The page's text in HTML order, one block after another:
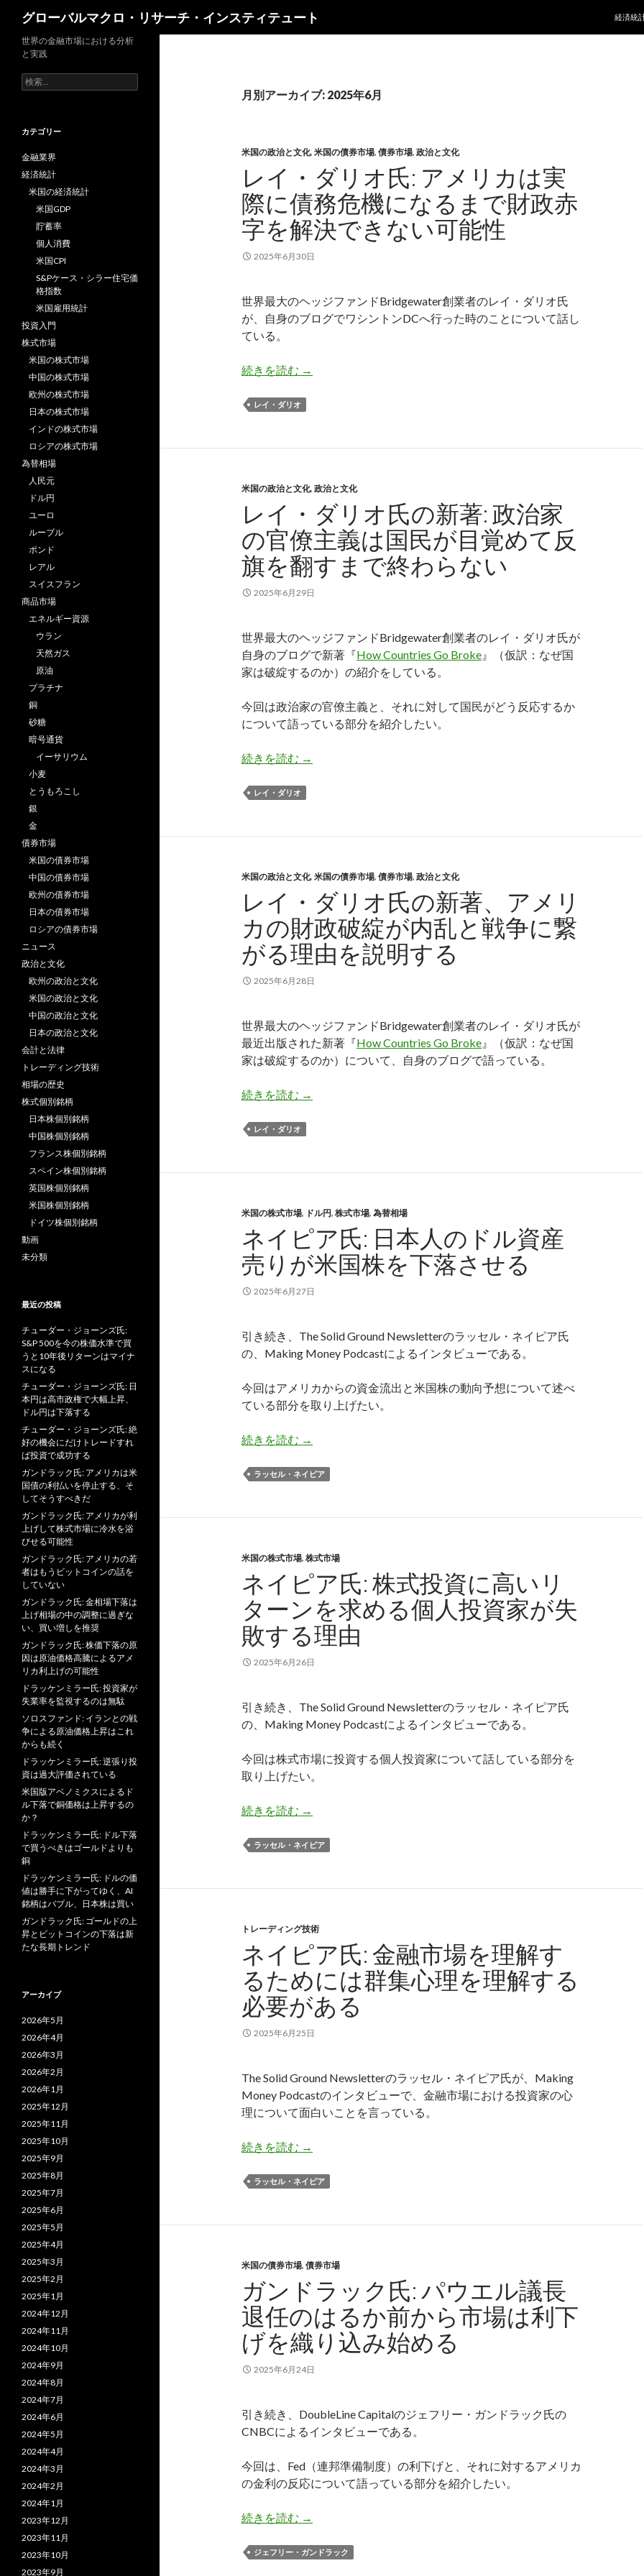
グローバルマクロ・リサーチ・インスティテュート
経済統
月別アーカイブ: 2025年6月
米国の政治と文化, 米国の債券市場, 債券市場, 政治と文化
レイ・ダリオ氏: アメリカは実
際に債務危機になるまで財政赤
字を解決できない可能性
2025年6月30日
世界最大のヘッジファンドBridgewater創業者のレイ・ダリオ氏
が、自身のブログでワシントンDCへ行った時のことについて話し
ている。
続きを読む レイ・ダリオ氏: アメリカは実際に債務危機になるまで財政赤字
→
レイ・ダリオ
米国の政治と文化, 政治と文化
レイ・ダリオ氏の新著: 政治家
の官僚主義は国民が目覚めて反
旗を翻すまで終わらない
2025年6月29日
世界最大のヘッジファンドBridgewater創業者のレイ・ダリオ氏が
自身のブログで新著『How Countries Go Broke 』（仮訳：なぜ国
家は破綻するのか）の紹介をしている。
今回は政治家の官僚主義と、それに対して国民がどう反応するか
について語っている部分を紹介したい。
続きを読む レイ・ダリオ氏の新著: 政治家の官僚主義は国民が目覚めて反旗
→
レイ・ダリオ
米国の政治と文化, 米国の債券市場, 債券市場, 政治と文化
レイ・ダリオ氏の新著、アメリ
カの財政破綻が内乱と戦争に繋
がる理由を説明する
2025年6月28日
世界最大のヘッジファンドBridgewater創業者のレイ・ダリオ氏が
最近出版された新著『How Countries Go Broke 』（仮訳：なぜ国
家は破綻するのか）について、自身のブログで語っている。
続きを読む レイ・ダリオ氏の新著、アメリカの財政破綻が内乱と戦争に繋が
→
レイ・ダリオ
米国の株式市場, ドル円, 株式市場, 為替相場
ネイピア氏: 日本人のドル資産
売りが米国株を下落させる
2025年6月27日
引き続き、The Solid Ground Newsletterのラッセル・ネイピア氏
の、Making Money Podcastによるインタビューである。
今回はアメリカからの資金流出と米国株の動向予想について述べ
ている部分を取り上げたい。
続きを読む ネイピア氏: 日本人のドル資産売りが米国株を下落させる
→
ラッセル・ネイピア
米国の株式市場, 株式市場
ネイピア氏: 株式投資に高いリ
ターンを求める個人投資家が失
敗する理由
2025年6月26日
引き続き、The Solid Ground Newsletterのラッセル・ネイピア氏
の、Making Money Podcastによるインタビューである。
今回は株式市場に投資する個人投資家について話している部分を
取り上げたい。
続きを読む ネイピア氏: 株式投資に高いリターンを求める個人投資家が失敗す
→
ラッセル・ネイピア
トレーディング技術
ネイピア氏: 金融市場を理解す
るためには群集心理を理解する
必要がある
2025年6月25日
The Solid Ground Newsletterのラッセル・ネイピア氏が、Making
Money Podcastのインタビューで、金融市場における投資家の心
理について面白いことを言っている。
続きを読む ネイピア氏: 金融市場を理解するためには群集心理を理解する必要
→
ラッセル・ネイピア
米国の債券市場, 債券市場
ガンドラック氏: パウエル議長
退任のはるか前から市場は利下
げを織り込み始める
2025年6月24日
引き続き、DoubleLine Capitalのジェフリー・ガンドラック氏の
CNBCによるインタビューである。
今回は、Fed（連邦準備制度）の利下げと、それに対するアメリカ
の金利の反応について語っている部分を紹介したい。
続きを読む ガンドラック氏: パウエル議長退任のはるか前から市場は利下げを
→
ジェフリー・ガンドラック
世界の金融市場における分析
と実践
検
索:
カテゴリー
金融業界
経済統計
米国の経済統計
米国GDP
貯蓄率
個人消費
米国CPI
S&Pケース・シラー住宅価
格指数
米国雇用統計
投資入門
株式市場
米国の株式市場
中国の株式市場
欧州の株式市場
日本の株式市場
インドの株式市場
ロシアの株式市場
為替相場
人民元
ドル円
ユーロ
ルーブル
ポンド
レアル
スイスフラン
商品市場
エネルギー資源
ウラン
天然ガス
原油
プラチナ
銅
砂糖
暗号通貨
イーサリウム
小麦
とうもろこし
銀
金
債券市場
米国の債券市場
中国の債券市場
欧州の債券市場
日本の債券市場
ロシアの債券市場
ニュース
政治と文化
欧州の政治と文化
米国の政治と文化
中国の政治と文化
日本の政治と文化
会計と法律
トレーディング技術
相場の歴史
株式個別銘柄
日本株個別銘柄
中国株個別銘柄
フランス株個別銘柄
スペイン株個別銘柄
英国株個別銘柄
米国株個別銘柄
ドイツ株個別銘柄
動画
未分類
最近の投稿
チューダー・ジョーンズ氏:
S&P 500を今の株価水準で買
うと10年後リターンはマイナ
スになる
チューダー・ジョーンズ氏: 日
本円は高市政権で大幅上昇、
ドル円は下落する
チューダー・ジョーンズ氏: 絶
好の機会にだけトレードすれ
ば投資で成功する
ガンドラック氏: アメリカは米
国債の利払いを停止する、そ
してそうすべきだ
ガンドラック氏: アメリカが利
上げして株式市場に冷水を浴
びせる可能性
ガンドラック氏: アメリカの若
者はもうビットコインの話を
していない
ガンドラック氏: 金相場下落は
上げ相場の中の調整に過ぎな
い、買い増しを推奨
ガンドラック氏: 株価下落の原
因は原油価格高騰によるアメ
リカ利上げの可能性
ドラッケンミラー氏: 投資家が
失業率を監視するのは無駄
ソロスファンド: イランとの戦
争による原油価格上昇はこれ
からも続く
ドラッケンミラー氏: 逆張り投
資は過大評価されている
米国版アベノミクスによるド
ル下落で銅価格は上昇するの
か？
ドラッケンミラー氏: ドル下落
で買うべきはゴールドよりも
銅
ドラッケンミラー氏: ドルの価
値は勝手に下がってゆく、AI
銘柄はバブル、日本株は買い
ガンドラック氏: ゴールドの上
昇とビットコインの下落は新
たな長期トレンド
アーカイブ
2026年5月
2026年4月
2026年3月
2026年2月
2026年1月
2025年12月
2025年11月
2025年10月
2025年9月
2025年8月
2025年7月
2025年6月
2025年5月
2025年4月
2025年3月
2025年2月
2025年1月
2024年12月
2024年11月
2024年10月
2024年9月
2024年8月
2024年7月
2024年6月
2024年5月
2024年4月
2024年3月
2024年2月
2024年1月
2023年12月
2023年11月
2023年10月
2023年9月